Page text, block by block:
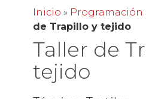
Inicio » Programación
de Trapillo y tejido
Taller de
tejido